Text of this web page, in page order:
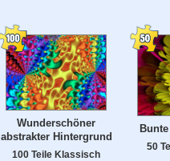
Wunderschöner
abstrakter Hintergrund
100 Teile Klassisch
50